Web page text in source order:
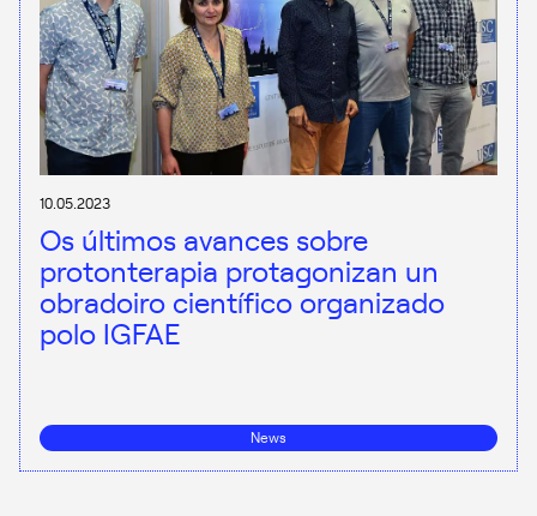
10.05.2023
Os últimos avances sobre
protonterapia protagonizan un
obradoiro científico organizado
polo IGFAE
News